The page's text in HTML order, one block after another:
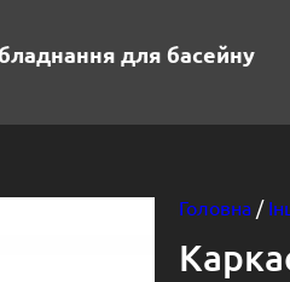
для басейну
Головна /